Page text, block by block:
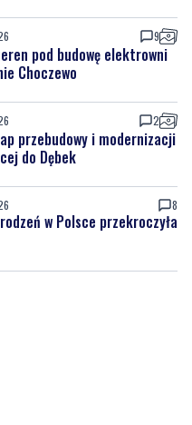
9
pod budowę elektrowni
Choczewo
2
przebudowy i modernizacji
do Dębek
8
w Polsce przekroczyła